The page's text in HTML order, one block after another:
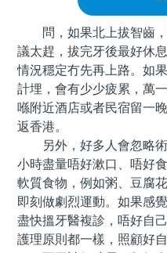
問，如果北上拔智齒，
議太趕，拔完牙後最好休
情況穩定冇先再上路。如
計埋，會有少少疲累，萬
喺附近酒店或者民宿留一
返香港。
另外，好多人會忽略術
小時盡量唔好漱口、唔好
軟質食物，例如粥、豆腐
即刻做劇烈運動。如果感
盡快搵牙醫複診，唔好自
護理原則都一樣，照顧好